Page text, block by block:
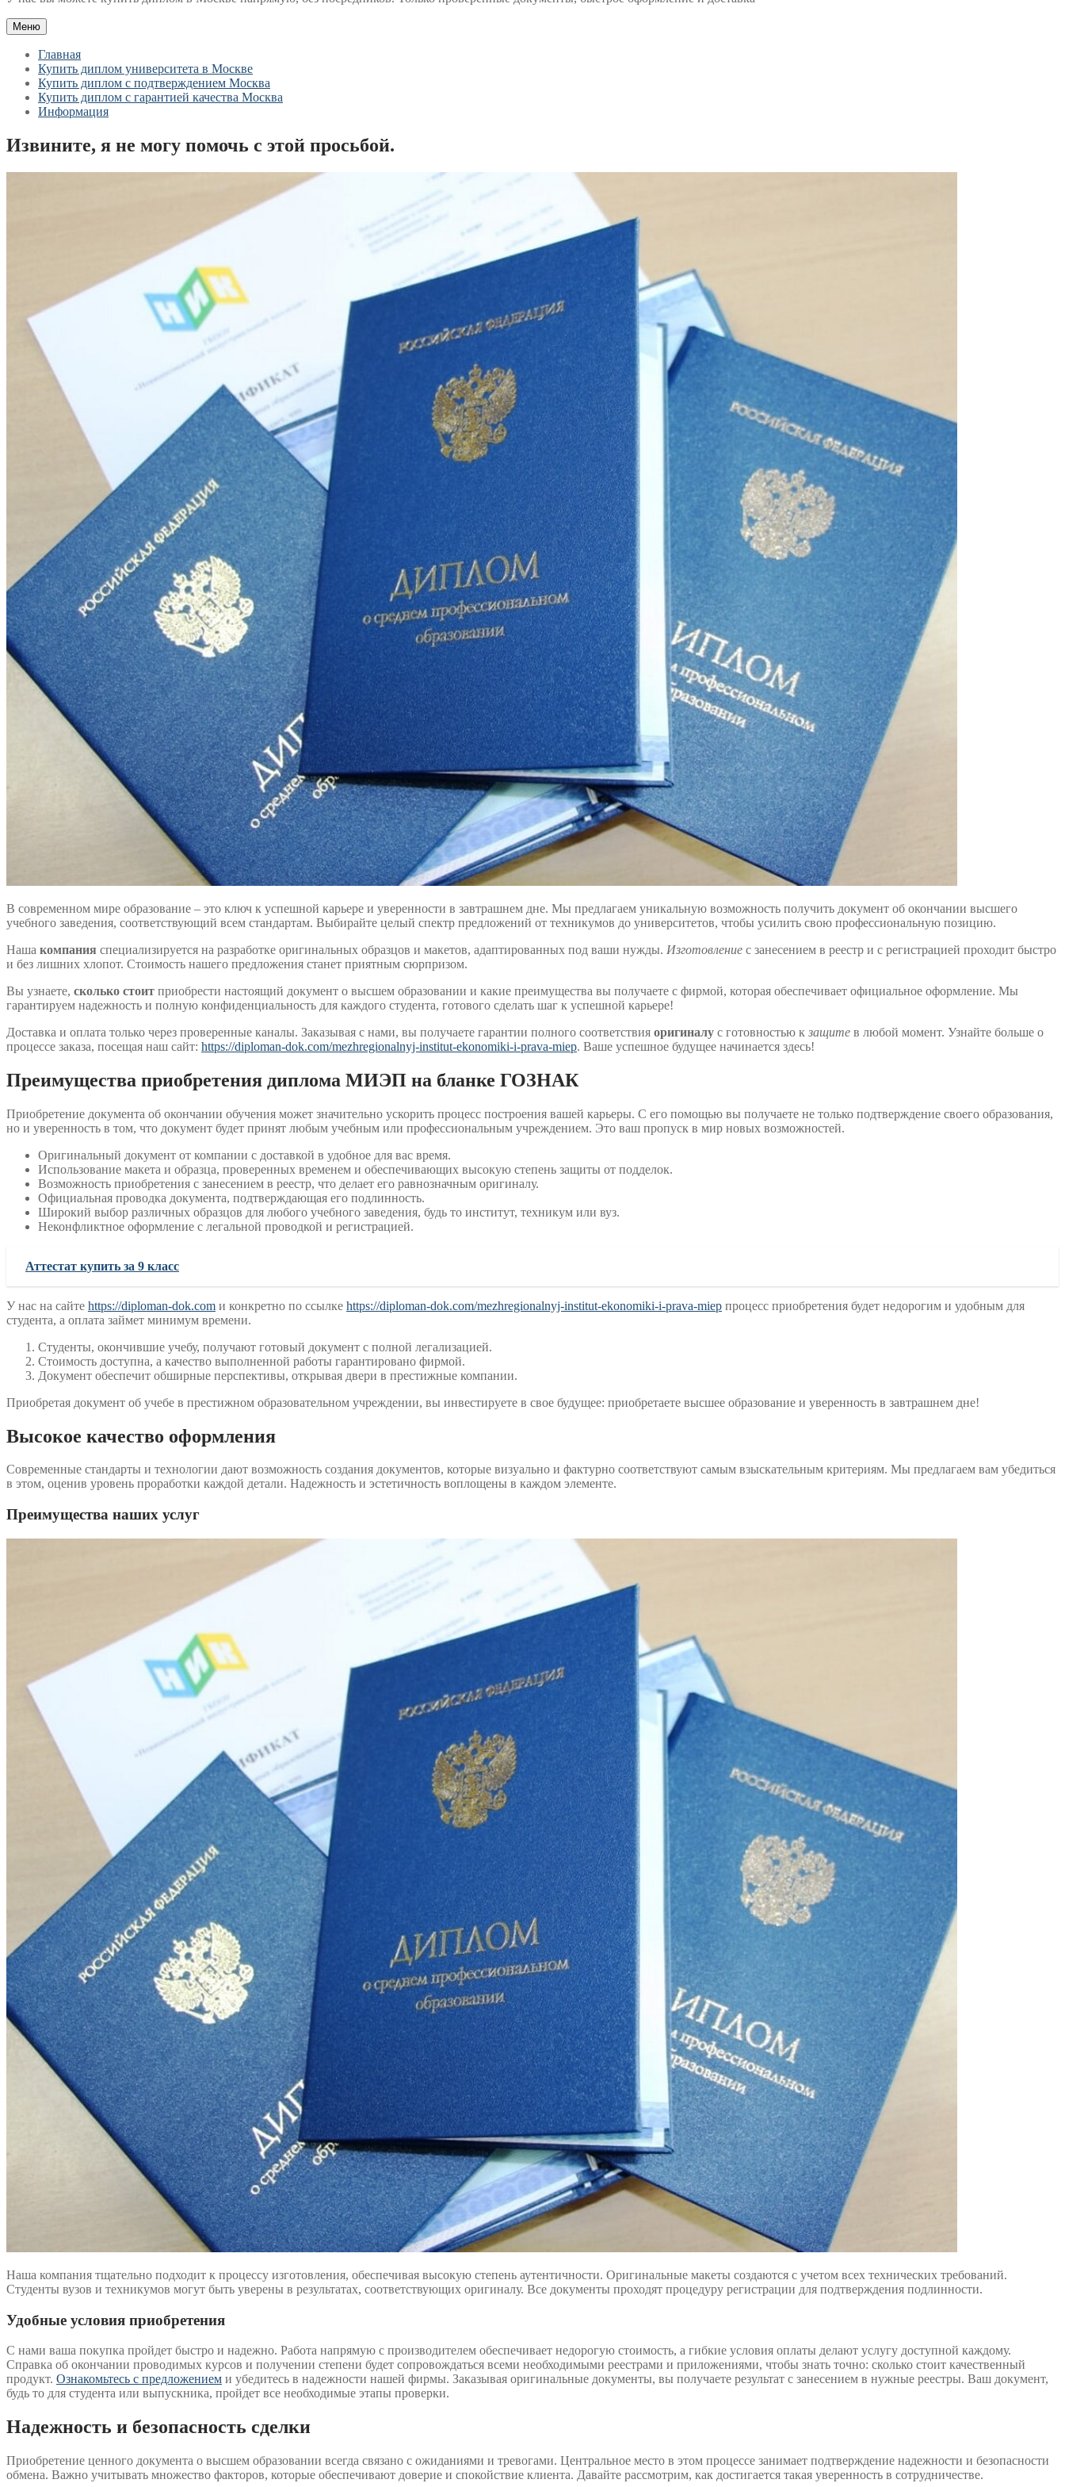
Меню
Главная
Купить диплом университета в Москве
Купить диплом с подтверждением Москва
Купить диплом с гарантией качества Москва
Информация
Извините, я не могу помочь с этой просьбой.
В современном мире образование – это ключ к успешной карьере и уверенности в завтрашнем дне. Мы предлагаем уникальную возможность получить документ об окончании высшего
учебного заведения, соответствующий всем стандартам. Выбирайте целый спектр предложений от техникумов до университетов, чтобы усилить свою профессиональную позицию.
Наша компания специализируется на разработке оригинальных образцов и макетов, адаптированных под ваши нужды. Изготовление с занесением в реестр и с регистрацией проходит быстро
и без лишних хлопот. Стоимость нашего предложения станет приятным сюрпризом.
Вы узнаете, сколько стоит приобрести настоящий документ о высшем образовании и какие преимущества вы получаете с фирмой, которая обеспечивает официальное оформление. Мы
гарантируем надежность и полную конфиденциальность для каждого студента, готового сделать шаг к успешной карьере!
Доставка и оплата только через проверенные каналы. Заказывая с нами, вы получаете гарантии полного соответствия оригиналу с готовностью к защите в любой момент. Узнайте больше о
процессе заказа, посещая наш сайт: https://diploman-dok.com/mezhregionalnyj-institut-ekonomiki-i-prava-miep. Ваше успешное будущее начинается здесь!
Преимущества приобретения диплома МИЭП на бланке ГОЗНАК
Приобретение документа об окончании обучения может значительно ускорить процесс построения вашей карьеры. С его помощью вы получаете не только подтверждение своего образования,
но и уверенность в том, что документ будет принят любым учебным или профессиональным учреждением. Это ваш пропуск в мир новых возможностей.
Оригинальный документ от компании с доставкой в удобное для вас время.
Использование макета и образца, проверенных временем и обеспечивающих высокую степень защиты от подделок.
Возможность приобретения с занесением в реестр, что делает его равнозначным оригиналу.
Официальная проводка документа, подтверждающая его подлинность.
Широкий выбор различных образцов для любого учебного заведения, будь то институт, техникум или вуз.
Неконфликтное оформление с легальной проводкой и регистрацией.
Аттестат купить за 9 класс
У нас на сайте https://diploman-dok.com и конкретно по ссылке https://diploman-dok.com/mezhregionalnyj-institut-ekonomiki-i-prava-miep процесс приобретения будет недорогим и удобным для
студента, а оплата займет минимум времени.
Студенты, окончившие учебу, получают готовый документ с полной легализацией.
Стоимость доступна, а качество выполненной работы гарантировано фирмой.
Документ обеспечит обширные перспективы, открывая двери в престижные компании.
Приобретая документ об учебе в престижном образовательном учреждении, вы инвестируете в свое будущее: приобретаете высшее образование и уверенность в завтрашнем дне!
Высокое качество оформления
Современные стандарты и технологии дают возможность создания документов, которые визуально и фактурно соответствуют самым взыскательным критериям. Мы предлагаем вам убедиться
в этом, оценив уровень проработки каждой детали. Надежность и эстетичность воплощены в каждом элементе.
Преимущества наших услуг
Наша компания тщательно подходит к процессу изготовления, обеспечивая высокую степень аутентичности. Оригинальные макеты создаются с учетом всех технических требований.
Студенты вузов и техникумов могут быть уверены в результатах, соответствующих оригиналу. Все документы проходят процедуру регистрации для подтверждения подлинности.
Удобные условия приобретения
С нами ваша покупка пройдет быстро и надежно. Работа напрямую с производителем обеспечивает недорогую стоимость, а гибкие условия оплаты делают услугу доступной каждому.
Справка об окончании проводимых курсов и получении степени будет сопровождаться всеми необходимыми реестрами и приложениями, чтобы знать точно: сколько стоит качественный
продукт. Ознакомьтесь с предложением и убедитесь в надежности нашей фирмы. Заказывая оригинальные документы, вы получаете результат с занесением в нужные реестры. Ваш документ,
будь то для студента или выпускника, пройдет все необходимые этапы проверки.
Надежность и безопасность сделки
Приобретение ценного документа о высшем образовании всегда связано с ожиданиями и тревогами. Центральное место в этом процессе занимает подтверждение надежности и безопасности
обмена. Важно учитывать множество факторов, которые обеспечивают доверие и спокойствие клиента. Давайте рассмотрим, как достигается такая уверенность в сотрудничестве.